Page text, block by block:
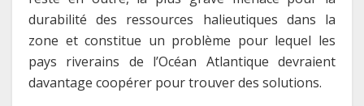
durabilité des ressources halieutiques dans la
zone et constitue un problème pour lequel les
pays riverains de l’Océan Atlantique devraient
davantage coopérer pour trouver des solutions.